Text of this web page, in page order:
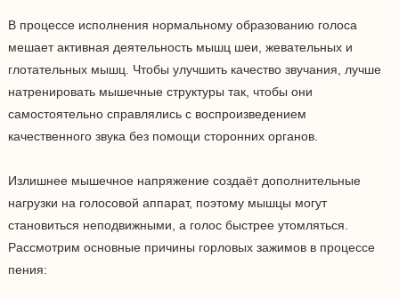
В процессе исполнения нормальному образованию голоса
мешает активная деятельность мышц шеи, жевательных и
глотательных мышц. Чтобы улучшить качество звучания, лучше
натренировать мышечные структуры так, чтобы они
самостоятельно справлялись с воспроизведением
качественного звука без помощи сторонних органов.
Излишнее мышечное напряжение создаёт дополнительные
нагрузки на голосовой аппарат, поэтому мышцы могут
становиться неподвижными, а голос быстрее утомляться.
Рассмотрим основные причины горловых зажимов в процессе
пения: